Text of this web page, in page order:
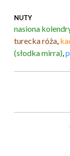
NUTY
nasiona
turecka róża,
(słodka mirra),